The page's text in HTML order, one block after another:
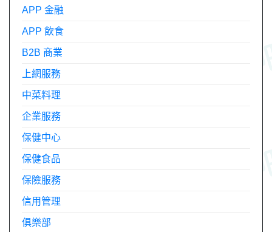
APP 金融
APP 飲食
B2B 商業
上網服務
中菜料理
企業服務
保健中心
保健食品
保險服務
信用管理
俱樂部